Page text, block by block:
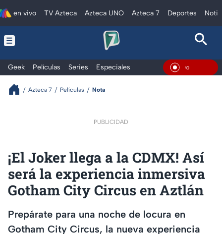
en vivo TV Azteca Azteca UNO Azteca 7 Deportes
Geek Películas Series Especiales En Vivo
Azteca 7 Películas Nota
PUBLICIDAD
¡El Joker llega a la CDMX! Así
será la experiencia inmersiva
Gotham City Circus en Aztlán
Prepárate para una noche de locura en
Gotham City Circus, la nueva experiencia